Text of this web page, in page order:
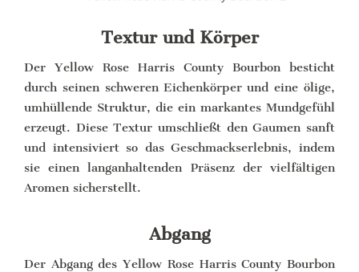
Textur und Körper
Der Yellow Rose Harris County Bourbon besticht
durch seinen schweren Eichenkörper und eine ölige,
umhüllende Struktur, die ein markantes Mundgefühl
erzeugt. Diese Textur umschließt den Gaumen sanft
und intensiviert so das Geschmackserlebnis, indem
sie einen langanhaltenden Präsenz der vielfältigen
Aromen sicherstellt.
Abgang
Der Abgang des Yellow Rose Harris County Bourbon